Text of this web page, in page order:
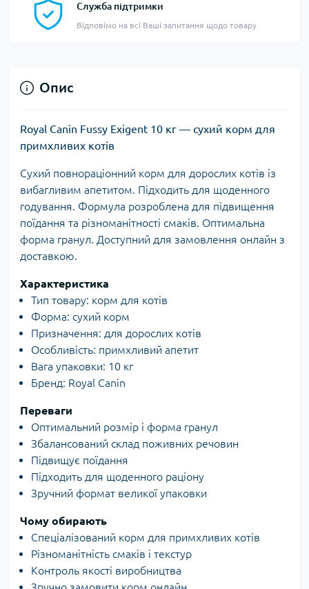
Служба підтримки
Відповімо на всі Ваші запитання щодо товару
Опис
Royal Canin Fussy Exigent 10 кг — сухий корм для
примхливих котів
Сухий повнораціонний корм для дорослих котів із
вибагливим апетитом. Підходить для щоденного
годування. Формула розроблена для підвищення
поїдання та різноманітності смаків. Оптимальна
форма гранул. Доступний для замовлення онлайн з
доставкою.
Характеристика
Тип товару: корм для котів
Форма: сухий корм
Призначення: для дорослих котів
Особливість: примхливий апетит
Вага упаковки: 10 кг
Бренд: Royal Canin
Переваги
Оптимальний розмір і форма гранул
Збалансований склад поживних речовин
Підвищує поїдання
Підходить для щоденного раціону
Зручний формат великої упаковки
Чому обирають
Спеціалізований корм для примхливих котів
Різноманітність смаків і текстур
Контроль якості виробництва